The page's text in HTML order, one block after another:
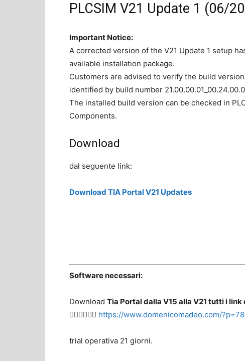
PLCSIM V21 Update 1 (06/
Important Notice:
A corrected version of the V21 Update 1 setup
available installation package.
Customers are advised to verify the build
identified by build number
The installed build version can be checked in
Components.
Download
dal seguente link:
Download TIA Portal V21 Updates
Software necessari:
Download Tia Portal dalla V15 alla V21 tutti i link
👉🏻👉🏻👉🏻 https://www.domenicomadeo.com/
trial operativa 21 giorni.